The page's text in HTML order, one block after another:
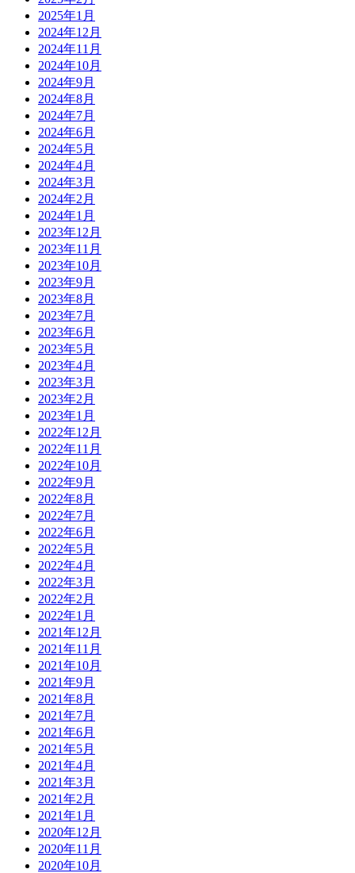
2025年1月
2024年12月
2024年11月
2024年10月
2024年9月
2024年8月
2024年7月
2024年6月
2024年5月
2024年4月
2024年3月
2024年2月
2024年1月
2023年12月
2023年11月
2023年10月
2023年9月
2023年8月
2023年7月
2023年6月
2023年5月
2023年4月
2023年3月
2023年2月
2023年1月
2022年12月
2022年11月
2022年10月
2022年9月
2022年8月
2022年7月
2022年6月
2022年5月
2022年4月
2022年3月
2022年2月
2022年1月
2021年12月
2021年11月
2021年10月
2021年9月
2021年8月
2021年7月
2021年6月
2021年5月
2021年4月
2021年3月
2021年2月
2021年1月
2020年12月
2020年11月
2020年10月